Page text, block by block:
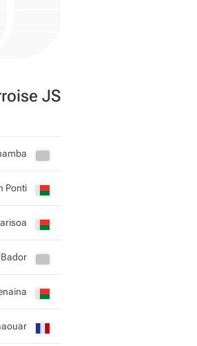
JS
Ponti